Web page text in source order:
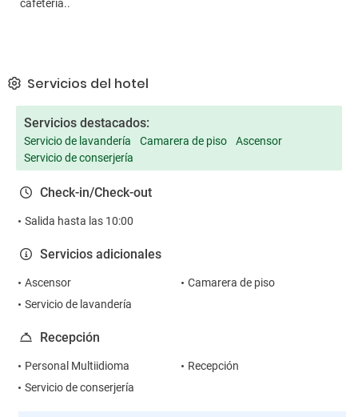
cafetería..
Servicios del hotel
Servicios destacados:
Servicio de lavandería Camarera de piso
Ascensor
Servicio de conserjería
Check-in/Check-out
Salida hasta las 10:00
Servicios adicionales
Ascensor
Camarera de piso
Servicio de lavandería
Recepción
Personal Multiidioma
Recepción
Servicio de conserjería